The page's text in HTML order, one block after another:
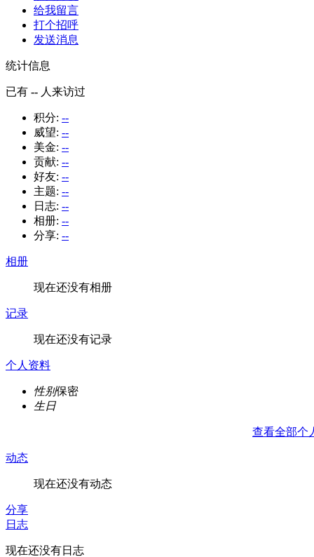
给我留言
打个招呼
发送消息
统计信息
已有 -- 人来访过
积分: --
威望: --
美金: --
贡献: --
好友: --
主题: --
日志: --
相册: --
分享: --
相册
现在还没有相册
记录
现在还没有记录
个人资料
性别保密
生日
查看全部个
动态
现在还没有动态
分享
日志
现在还没有日志